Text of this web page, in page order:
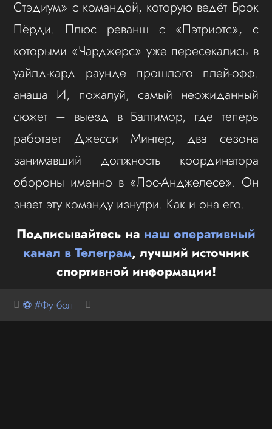
Стэдиум» с командой, которую ведёт Брок
Пёрди. Плюс реванш с «Пэтриотс», с
которыми «Чарджерс» уже пересекались в
уайлд-кард раунде прошлого плей-офф.
анаша И, пожалуй, самый неожиданный
сюжет – выезд в Балтимор, где теперь
работает Джесси Минтер, два сезона
занимавший должность координатора
обороны именно в «Лос-Анджелесе». Он
знает эту команду изнутри. Как и она его.
Подписывайтесь на наш оперативный
канал в Телеграм, лучший источник
спортивной информации!
⚽ #Футбол